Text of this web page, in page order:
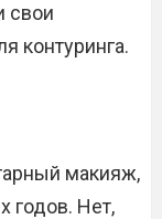
свои
контуринга.
макияж,
годов. Нет,